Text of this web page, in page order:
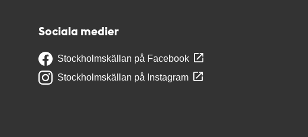
Sociala medier
Stockholmskällan på Facebook
Stockholmskällan på Instagram